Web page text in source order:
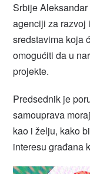
Srbije
agenciji za razvoj
sredstavima koja
omogućiti da u
projekte.
Predsednik je
samouprava
kao i želju, kako
interesu građana